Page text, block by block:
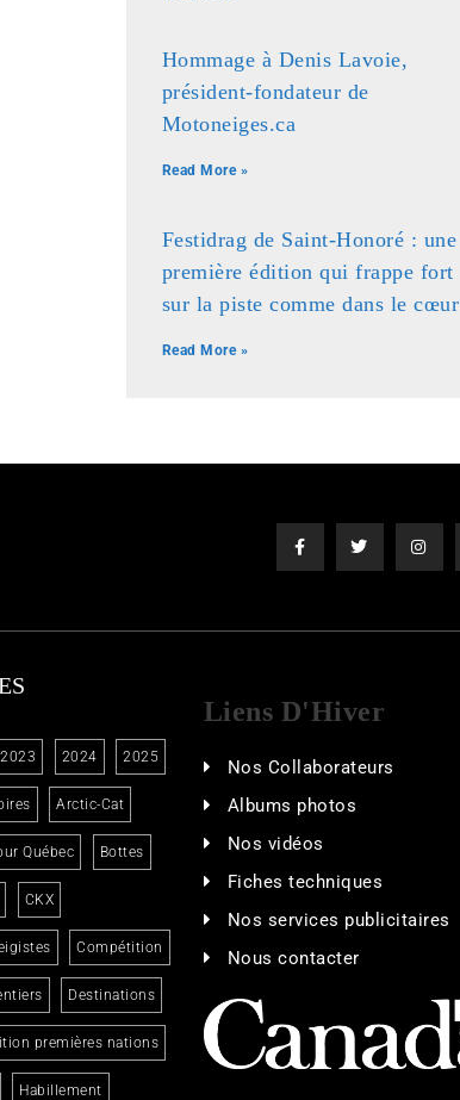
Hommage à Denis Lavoie,
président-fondateur de
Motoneiges.ca
Read More »
Festidrag de Saint-Honoré : une
première édition qui frappe fort
sur la piste comme dans le cœur
Read More »
2023 2024 2025
Arctic-Cat
Québec Bottes
CKX
Compétition
Destinations
premières nations
Habillement
Liens D'Hiver
Nos Collaborateurs
Albums photos
Nos vidéos
Fiches techniques
Nos services publicitaires
Nous contacter